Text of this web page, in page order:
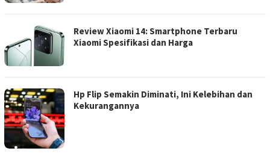
Review Xiaomi 14: Smartphone Terbaru
Xiaomi Spesifikasi dan Harga
Hp Flip Semakin Diminati, Ini Kelebihan dan
Kekurangannya